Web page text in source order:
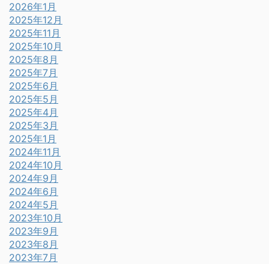
2026年1月
2025年12月
2025年11月
2025年10月
2025年8月
2025年7月
2025年6月
2025年5月
2025年4月
2025年3月
2025年1月
2024年11月
2024年10月
2024年9月
2024年6月
2024年5月
2023年10月
2023年9月
2023年8月
2023年7月